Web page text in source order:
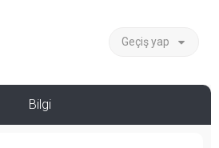
Geçiş yap
Bilgi